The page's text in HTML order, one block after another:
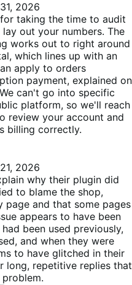
2026
taking the time to audit
out your numbers. The
works out to right around
which lines up with an
apply to orders
payment, explained on
can't go into specific
platform, so we'll reach
review your account and
billing correctly.
2026
why their plugin did
to blame the shop,
and that some pages
appears to have been
been used previously,
and when they were
to have glitched in their
long, repetitive replies that